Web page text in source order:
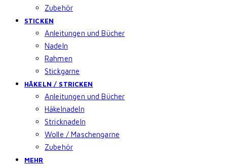
Zubehör
STICKEN
Anleitungen und Bücher
Nadeln
Rahmen
Stickgarne
HÄKELN / STRICKEN
Anleitungen und Bücher
Häkelnadeln
Stricknadeln
Wolle / Maschengarne
Zubehör
MEHR